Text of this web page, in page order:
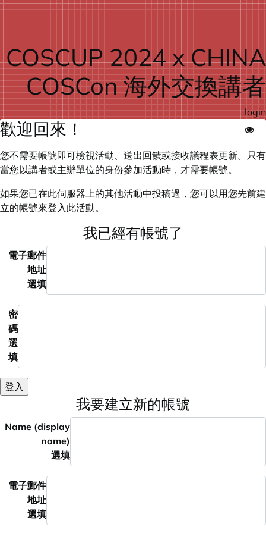
COSCUP 2024 x CHINA
COSCon 海外交換講者
login
歡迎回來！
您不需要帳號即可檢視活動、送出回饋或接收議程表更新。只有
當您以講者或主辦單位的身份參加活動時，才需要帳號。
如果您已在此伺服器上的其他活動中投稿過，您可以用您先前建
立的帳號來登入此活動。
我已經有帳號了
電子郵件
地址
選填
密
碼
選
填
登入
我要建立新的帳號
Name (display
name)
選填
電子郵件
地址
選填